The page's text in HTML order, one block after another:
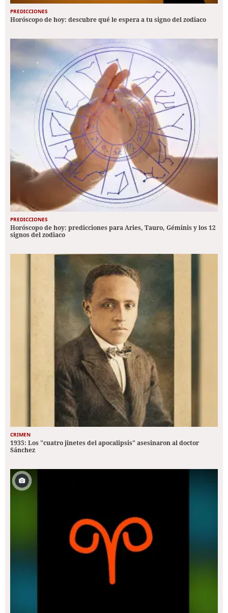
PREDICCIONES
Horóscopo de hoy: descubre qué le espera a tu signo del zodiaco
PREDICCIONES
Horóscopo de hoy: predicciones para Aries, Tauro, Géminis y los 12
signos del zodiaco
CRIMEN
1935: Los "cuatro jinetes del apocalipsis" asesinaron al doctor
Sánchez